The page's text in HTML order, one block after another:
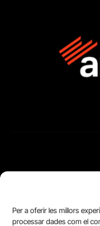
Per a oferir les millors
processar dades com el